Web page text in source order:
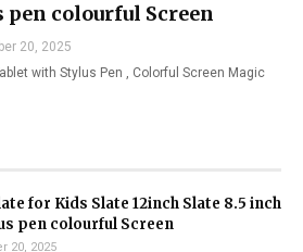
colourful Screen
20, 2025
with Stylus Pen , Colorful Screen Magic
for Kids Slate 12inch Slate 8.5 inch
pen colourful Screen
20, 2025